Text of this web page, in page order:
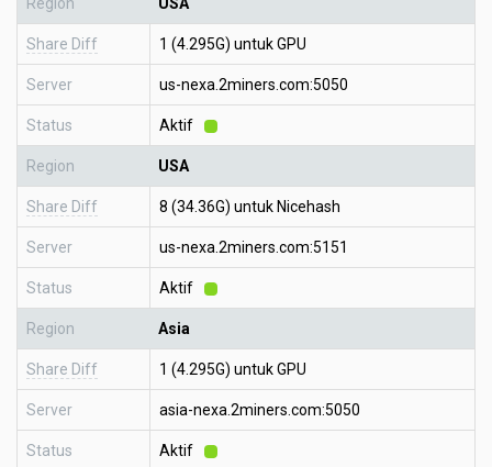
Share Diff 1 (4.295G) untuk GPU
Server us-nexa.2miners.com:5050
Status Aktif
Region USA
Share Diff 8 (34.36G) untuk Nicehash
Server us-nexa.2miners.com:5151
Status Aktif
Region Asia
Share Diff 1 (4.295G) untuk GPU
Server asia-nexa.2miners.com:5050
Status Aktif